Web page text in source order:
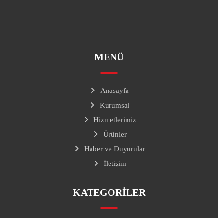
MENÜ
Anasayfa
Kurumsal
Hizmetlerimiz
Ürünler
Haber ve Duyurular
İletişim
KATEGORILER